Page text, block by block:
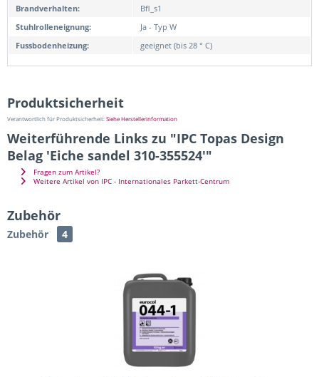
Brandverhalten:
Bfl_s1
Stuhlrolleneignung:
Ja - Typ W
Fussbodenheizung:
geeignet (bis 28 ° C)
Produktsicherheit
Verantwortlich für Produktsicherheit:Siehe Herstellerinformation
Weiterführende Links zu "IPC Topas Design
Belag 'Eiche sandel 310-355524'"
Fragen zum Artikel?
Weitere Artikel von IPC - Internationales Parkett-Centrum
Zubehör
Zubehör 4